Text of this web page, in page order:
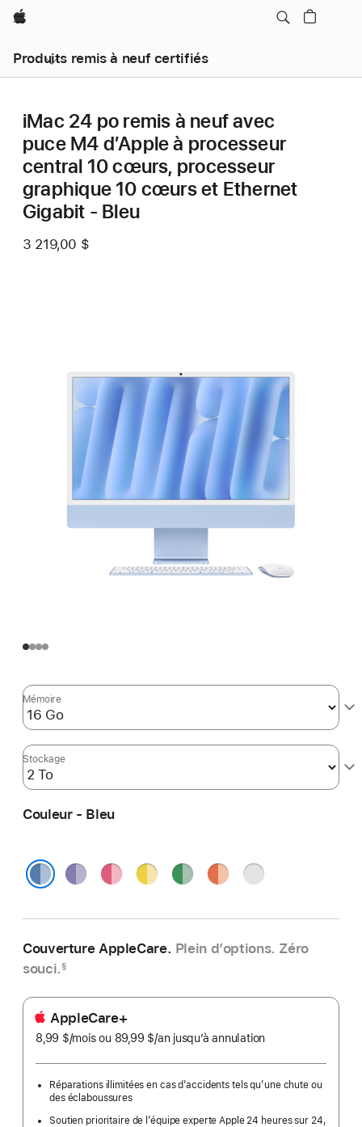
Apple
Produits remis à neuf certifiés
iMac 24 po remis à neuf avec
puce M4 d’Apple à processeur
central 10 cœurs, processeur
graphique 10 cœurs et Ethernet
Gigabit - Bleu
3 219,00 $
Mémoire
Stockage
Couleur - Bleu
Violet Rose JauneVert OrangeArgent
Couverture AppleCare. Plein d’options. Zéro
souci. §
AppleCare+
8,99 $/moispar
ou 89,99 $/anpar
jusqu’à annulation
Réparations illimitées en cas d’accidents tels qu’une chute ou
des éclaboussures
Soutien prioritaire de l’équipe experte Apple 24 heures sur 24,